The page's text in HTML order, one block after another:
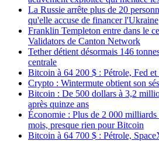
La Russie arrête plus de 20
qu'elle accuse de financer l'Ukraine
Franklin Templeton entre dans le
Validators de Canton Network
Tether détient désormais 146
centrale
Bitcoin à 64 200 $ : Pétrole, Fed
Crypto : Wintermute obtient son
Bitcoin : De 500 dollars à 3,2
après quinze ans
Économie : Plus de 2 000
mois, presque rien pour Bitcoin
Bitcoin à 64 700 $ : Pétrole,